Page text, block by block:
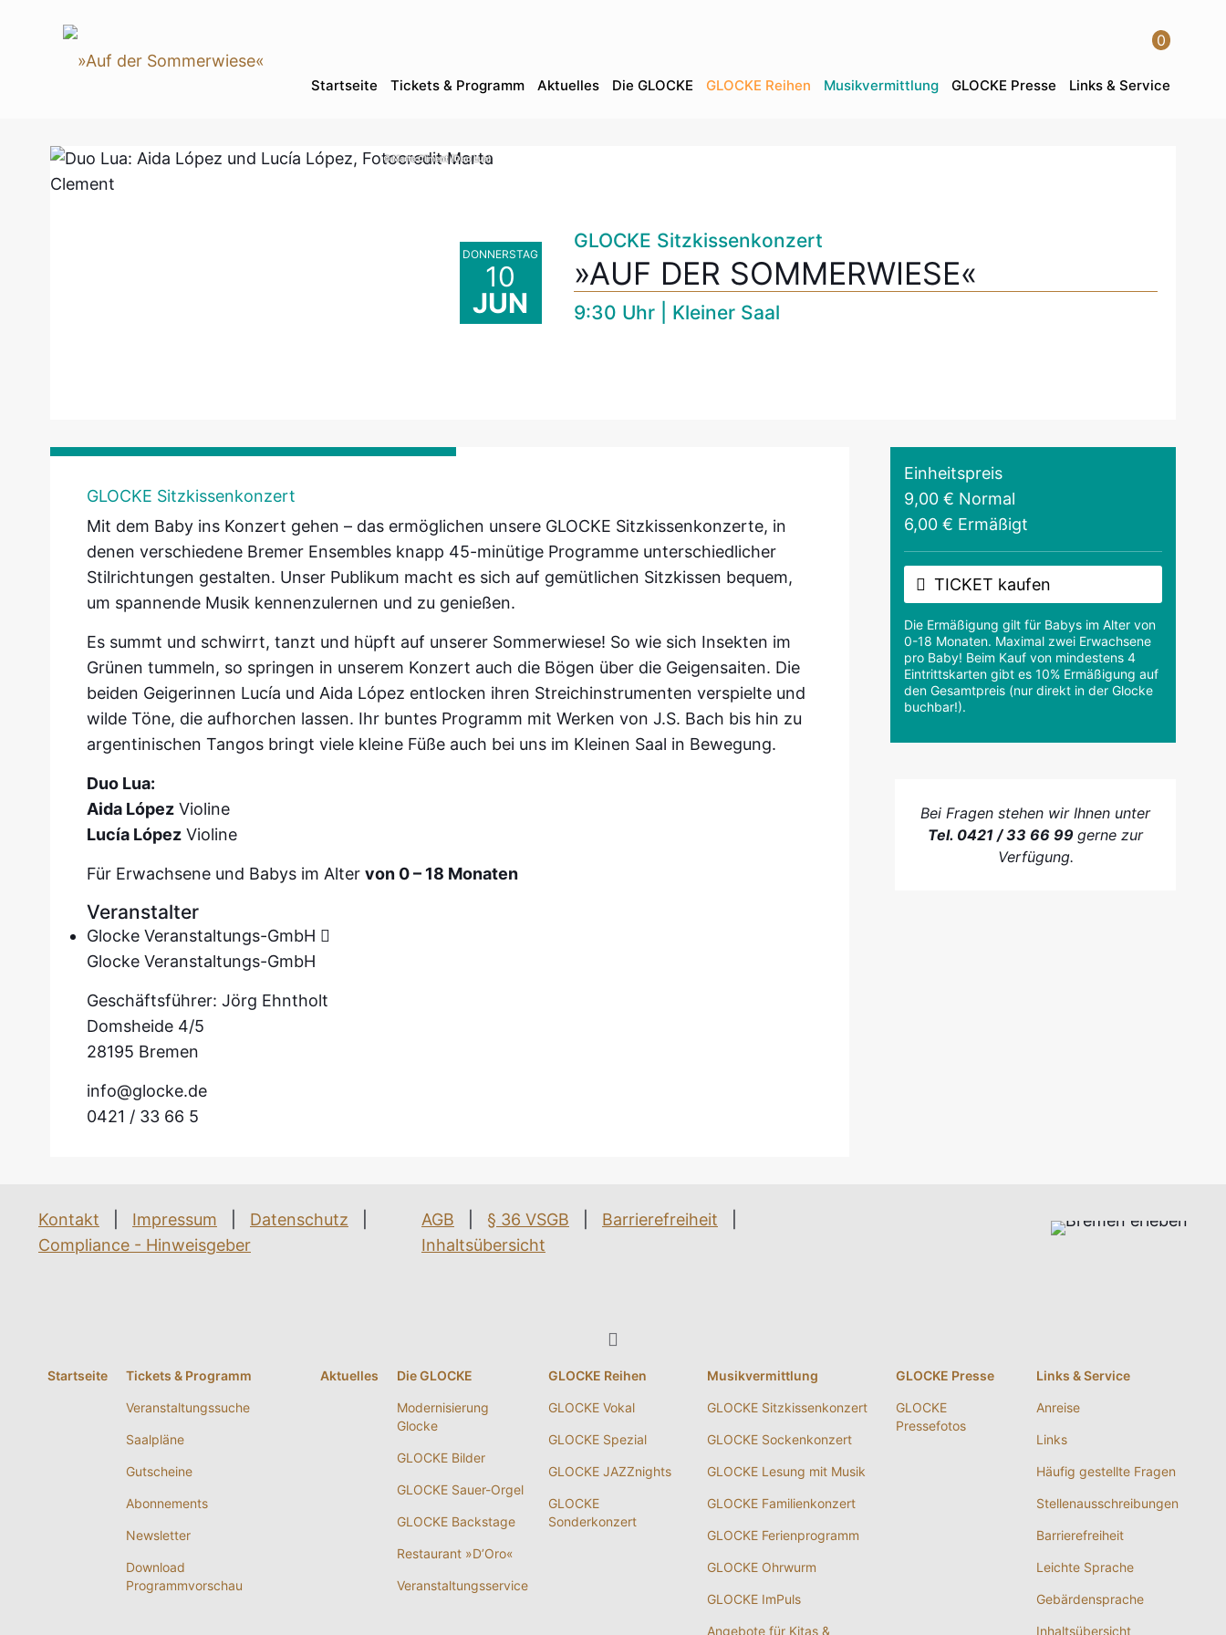
0
Startseite Tickets & Programm Aktuelles Die GLOCKE GLOCKE Reihen Musikvermittlung GLOCKE Presse Links & Service
DONNERSTAG
10
JUN
© Marta Climent (Duo Lua)
GLOCKE Sitzkissenkonzert
»AUF DER SOMMERWIESE«
9:30 Uhr | Kleiner Saal
GLOCKE Sitzkissenkonzert
Mit dem Baby ins Konzert gehen – das ermöglichen unsere GLOCKE Sitzkissenkonzerte, in
denen verschiedene Bremer Ensembles knapp 45-minütige Programme unterschiedlicher
Stilrichtungen gestalten. Unser Publikum macht es sich auf gemütlichen Sitzkissen bequem,
um spannende Musik kennenzulernen und zu genießen.
Es summt und schwirrt, tanzt und hüpft auf unserer Sommerwiese! So wie sich Insekten im
Grünen tummeln, so springen in unserem Konzert auch die Bögen über die Geigensaiten. Die
beiden Geigerinnen Lucía und Aida López entlocken ihren Streichinstrumenten verspielte und
wilde Töne, die aufhorchen lassen. Ihr buntes Programm mit Werken von J.S. Bach bis hin zu
argentinischen Tangos bringt viele kleine Füße auch bei uns im Kleinen Saal in Bewegung.
Duo Lua:
Aida LópezVioline
Lucía LópezVioline
Für Erwachsene und Babys im Alter von 0 – 18 Monaten
Veranstalter
Glocke Veranstaltungs-GmbH
Glocke Veranstaltungs-GmbH
Geschäftsführer: Jörg Ehntholt
Domsheide 4/5
28195 Bremen
info@glocke.de
0421 / 33 66 5
Einheitspreis
9,00 € Normal
6,00 € Ermäßigt
TICKET kaufen
Die Ermäßigung gilt für Babys im Alter von
0-18 Monaten. Maximal zwei Erwachsene
pro Baby! Beim Kauf von mindestens 4
Eintrittskarten gibt es 10% Ermäßigung auf
den Gesamtpreis (nur direkt in der Glocke
buchbar!).
Bei Fragen stehen wir Ihnen unter
Tel. 0421 / 33 66 99gerne zur
Verfügung.
Kontakt Impressum Datenschutz
Compliance - Hinweisgeber
AGB § 36 VSGB Barrierefreiheit
Inhaltsübersicht
Startseite Tickets & Programm
Veranstaltungssuche
Saalpläne
Gutscheine
Abonnements
Newsletter
Download
Programmvorschau
Aktuelles Die GLOCKE
Modernisierung
Glocke
GLOCKE Bilder
GLOCKE Sauer-Orgel
GLOCKE Backstage
Restaurant »D’Oro«
Veranstaltungsservice
GLOCKE Reihen
GLOCKE Vokal
GLOCKE Spezial
GLOCKE JAZZnights
GLOCKE
Sonderkonzert
Musikvermittlung
GLOCKE Sitzkissenkonzert
GLOCKE Sockenkonzert
GLOCKE Lesung mit Musik
GLOCKE Familienkonzert
GLOCKE Ferienprogramm
GLOCKE Ohrwurm
GLOCKE ImPuls
Angebote für Kitas &
GLOCKE Presse
GLOCKE
Pressefotos
Links & Service
Anreise
Links
Häufig gestellte Fragen
Stellenausschreibungen
Barrierefreiheit
Leichte Sprache
Gebärdensprache
Inhaltsübersicht